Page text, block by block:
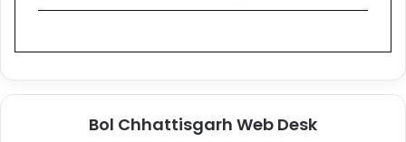
Bol Chhattisgarh Web Desk